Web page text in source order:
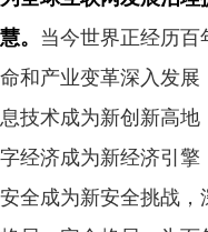
慧。 当今世界正经历
命和产业变革深入发
息技术成为新创新高
字经济成为新经济引
安全成为新安全挑战